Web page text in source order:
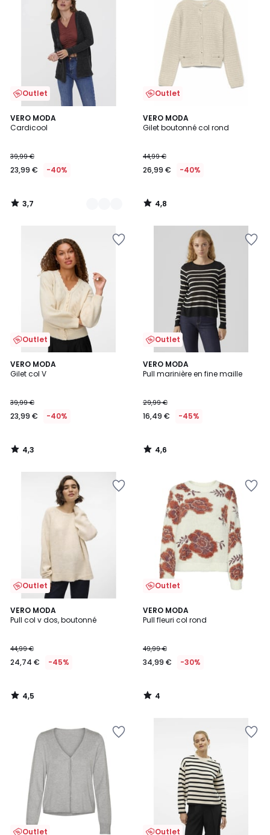
Outlet
VERO MODA
Cardicool
39,99 €
23,99 € -40%
3,7
/ 5
2
Couleurs
3,7
/
Outlet
VERO MODA
Gilet boutonné col rond
44,99 €
26,99 € -40%
4,8
/ 5
4,8
/
Outlet
VERO MODA
Gilet col V
39,99 €
23,99 € -40%
4,3
/ 5
4,3
/
Outlet
VERO MODA
Pull marinière en fine maille
29,99 €
16,49 € -45%
4,6
/ 5
4,6
/
Outlet
VERO MODA
Pull col v dos, boutonné
44,99 €
24,74 € -45%
4,5
/ 5
4,5
/
Outlet
VERO MODA
Pull fleuri col rond
49,99 €
34,99 € -30%
4
/
4
/
Outlet Outlet